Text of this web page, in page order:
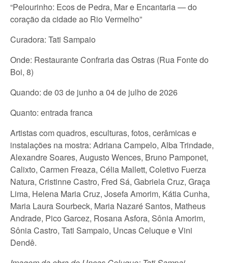
“Pelourinho: Ecos de Pedra, Mar e Encantaria — do
coração da cidade ao Rio Vermelho”
Curadora: Tati Sampaio
Onde: Restaurante Confraria das Ostras (Rua Fonte do
Boi, 8)
Quando: de 03 de junho a 04 de julho de 2026
Quanto: entrada franca
Artistas com quadros, esculturas, fotos, cerâmicas e
instalações na mostra: Adriana Campelo, Alba Trindade,
Alexandre Soares, Augusto Wences, Bruno Pamponet,
Calixto, Carmen Freaza, Célia Mallett, Coletivo Fuerza
Natura, Cristinne Castro, Fred Sá, Gabriela Cruz, Graça
Lima, Helena Maria Cruz, Josefa Amorim, Kátia Cunha,
Maria Laura Sourbeck, Maria Nazaré Santos, Matheus
Andrade, Pico Garcez, Rosana Asfora, Sônia Amorim,
Sônia Castro, Tati Sampaio, Uncas Celuque e Vini
Dendê.